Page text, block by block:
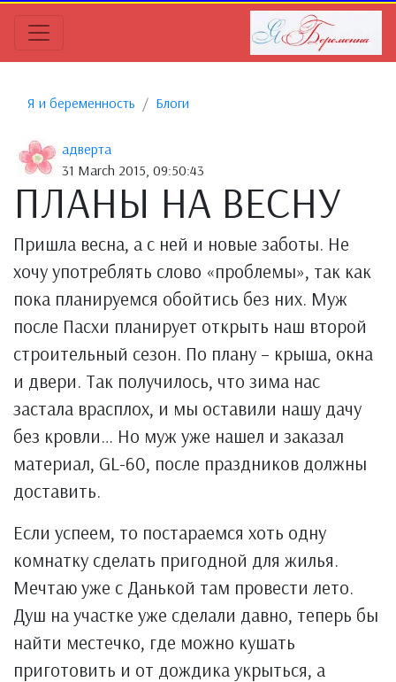
Я и беременность Блоги
адверта
31 March 2015, 09:50:43
ПЛАНЫ НА ВЕСНУ
Пришла весна, а с ней и новые заботы. Не
хочу употреблять слово «проблемы», так как
пока планируемся обойтись без них. Муж
после Пасхи планирует открыть наш второй
строительный сезон. По плану – крыша, окна
и двери. Так получилось, что зима нас
застала врасплох, и мы оставили нашу дачу
без кровли… Но муж уже нашел и заказал
материал, GL-60, после праздников должны
доставить.
Если успеем, то постараемся хоть одну
комнатку сделать пригодной для жилья.
Мечтаю уже с Данькой там провести лето.
Душ на участке уже сделали давно, теперь бы
найти местечко, где можно кушать
приготовить и от дождика укрыться, а